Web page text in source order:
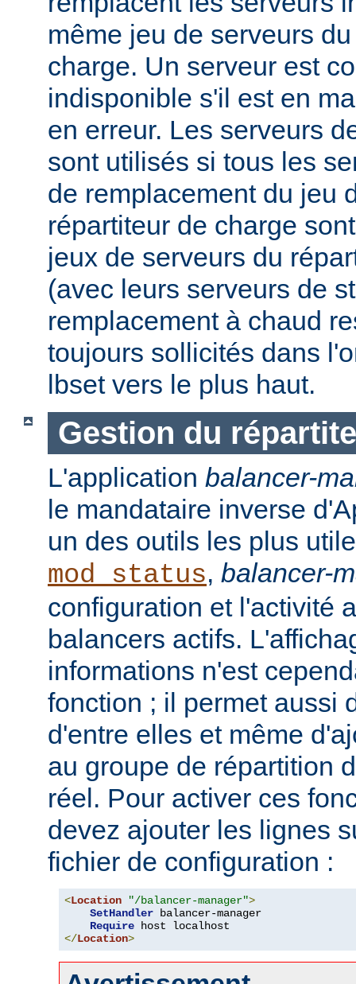
même jeu de serveurs
charge. Un serveur est
indisponible s'il est en
en erreur. Les serveurs
sont utilisés si tous les
de remplacement du jeu
répartiteur de charge
jeux de serveurs du
(avec leurs serveurs de
remplacement à chaud
toujours sollicités dans
lbset vers le plus haut.
Gestion du
L'application balancer-
le mandataire inverse
un des outils les plus
mod_status, balancer-
configuration et l'activité
balancers actifs.
informations n'est
fonction ; il permet aussi
d'entre elles et même
au groupe de répartition
réel. Pour activer ces
devez ajouter les lignes
fichier de configuration :
<Location "/balancer-manager">
SetHandler balancer-manager
Require
</Location>